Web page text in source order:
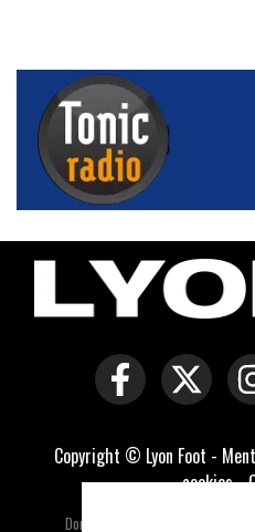
Copyright © Lyon Foot -
cookies-
Domaines officiels :